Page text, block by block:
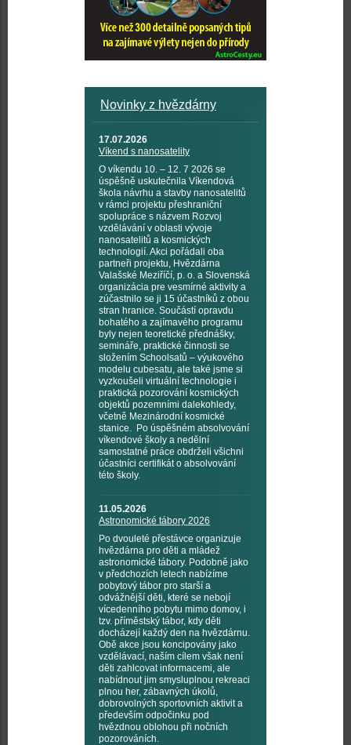
Novinky z hvězdárny
17.07.2026
Víkend s nanosatelity
O víkendu 10. – 12. 7 2026 se
úspěšně uskutečnila Víkendová
škola návrhu a stavby nanosatelitů
v rámci projektu přeshraniční
spolupráce s názvem Rozvoj
vzdělávání v oblasti vývoje
nanosatelitů a kosmických
technologií. Akci pořádali oba
partneři projektu, Hvězdárna
Valašské Meziříčí, p. o. a Slovenská
organizácia pre vesmírné aktivity a
zúčastnilo se ji 15 účastníků z obou
stran hranice. Součástí opravdu
bohatého a zajímavého programu
byly nejen teoretické přednášky,
semináře, praktické činnosti se
složením Schoolsatů – výukového
modelu cubesatu, ale také jsme si
vyzkoušeli virtuální technologie i
praktická pozorování kosmických
objektů pozemními dalekohledy,
včetně Mezinárodní kosmické
stanice. Po úspěšném absolvování
víkendové školy a nedělní
samostatné práce obdrželi všichni
účastníci certifikát o absolvování
této školy.
11.05.2026
Astronomické tábory 2026
Po dvouleté přestávce organizuje
hvězdárna pro děti a mládež
astronomické tábory. Podobně jako
v předchozích letech nabízíme
pobytový tábor pro starší a
odvážnější děti, které se nebojí
vícedenního pobytu mimo domov, i
tzv. příměstský tábor, kdy děti
docházejí každý den na hvězdárnu.
Obě akce jsou koncipovány jako
vzdělávací, naším cílem však není
děti zahlcovat informacemi, ale
nabídnout jim smysluplnou rekreaci
plnou her, zábavných úkolů,
dobrovolných sportovních aktivit a
především odpočinku pod
hvězdnou oblohou při nočních
pozorováních.